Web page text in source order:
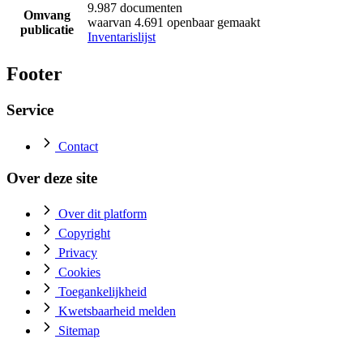
Omvang
publicatie
9.987 documenten
waarvan 4.691 openbaar gemaakt
Inventarislijst
Footer
Service
Contact
Over deze site
Over dit platform
Copyright
Privacy
Cookies
Toegankelijkheid
Kwetsbaarheid melden
Sitemap